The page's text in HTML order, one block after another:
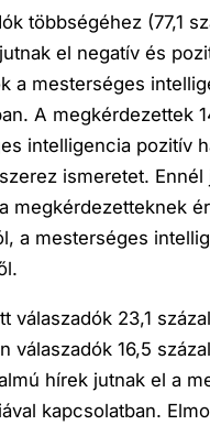
többségéhez (77,1
el negatív és
a mesterséges
A megkérdezettek
intelligencia pozitív
ismeretet. Ennél
megkérdezetteknek
a mesterséges
válaszadók 23,1
válaszadók 16,5
hírek jutnak el a
kapcsolatban.